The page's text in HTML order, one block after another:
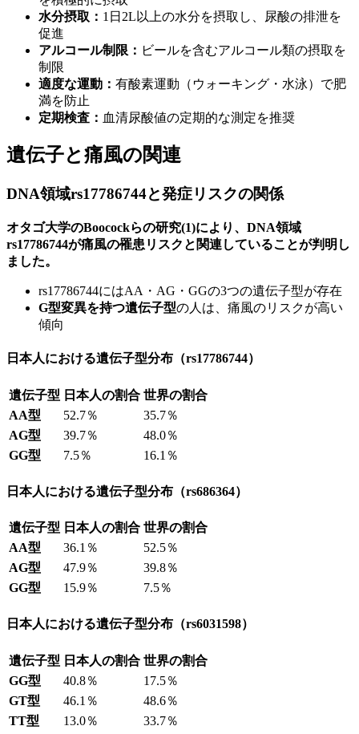
水分摂取： 1日2L以上の水分を摂取し、尿酸の排泄を
促進
アルコール制限： ビールを含むアルコール類の摂取を
制限
適度な運動： 有酸素運動（ウォーキング・水泳）で肥
満を防止
定期検査： 血清尿酸値の定期的な測定を推奨
遺伝子と痛風の関連
DNA領域rs17786744と発症リスクの関係
オタゴ大学のBoocockらの研究(1)により、DNA領域
rs17786744が痛風の罹患リスクと関連していることが判明し
ました。
rs17786744にはAA・AG・GGの3つの遺伝子型が存在
G型変異を持つ遺伝子型の人は、痛風のリスクが高い
傾向
日本人における遺伝子型分布（rs17786744）
遺伝子型 日本人の割合 世界の割合
AA型
52.7％
35.7％
AG型
39.7％
48.0％
GG型
7.5％ 16.1％
日本人における遺伝子型分布（rs686364）
遺伝子型 日本人の割合 世界の割合
AA型
36.1％
52.5％
AG型
47.9％
39.8％
GG型
15.9％ 7.5％
日本人における遺伝子型分布（rs6031598）
遺伝子型 日本人の割合 世界の割合
GG型
40.8％
17.5％
GT型
46.1％
48.6％
TT型
13.0％ 33.7％